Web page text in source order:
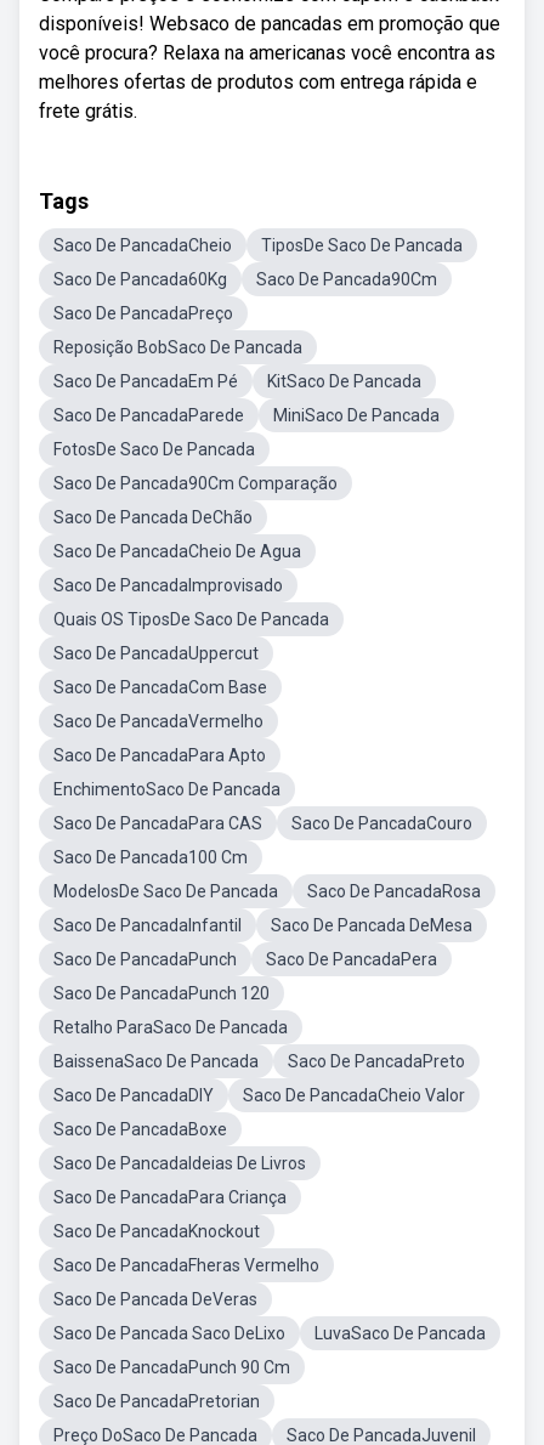
disponíveis! Websaco de pancadas em promoção que
você procura? Relaxa na americanas você encontra as
melhores ofertas de produtos com entrega rápida e
frete grátis.
Tags
Saco De PancadaCheio
TiposDe Saco De Pancada
Saco De Pancada60Kg
Saco De Pancada90Cm
Saco De PancadaPreço
Reposição BobSaco De Pancada
Saco De PancadaEm Pé
KitSaco De Pancada
Saco De PancadaParede
MiniSaco De Pancada
FotosDe Saco De Pancada
Saco De Pancada90Cm Comparação
Saco De Pancada DeChão
Saco De PancadaCheio De Agua
Saco De PancadaImprovisado
Quais OS TiposDe Saco De Pancada
Saco De PancadaUppercut
Saco De PancadaCom Base
Saco De PancadaVermelho
Saco De PancadaPara Apto
EnchimentoSaco De Pancada
Saco De PancadaPara CAS
Saco De PancadaCouro
Saco De Pancada100 Cm
ModelosDe Saco De Pancada
Saco De PancadaRosa
Saco De PancadaInfantil
Saco De Pancada DeMesa
Saco De PancadaPunch
Saco De PancadaPera
Saco De PancadaPunch 120
Retalho ParaSaco De Pancada
BaissenaSaco De Pancada
Saco De PancadaPreto
Saco De PancadaDIY
Saco De PancadaCheio Valor
Saco De PancadaBoxe
Saco De PancadaIdeias De Livros
Saco De PancadaPara Criança
Saco De PancadaKnockout
Saco De PancadaFheras Vermelho
Saco De Pancada DeVeras
Saco De Pancada Saco DeLixo
LuvaSaco De Pancada
Saco De PancadaPunch 90 Cm
Saco De PancadaPretorian
Preço DoSaco De Pancada
Saco De PancadaJuvenil